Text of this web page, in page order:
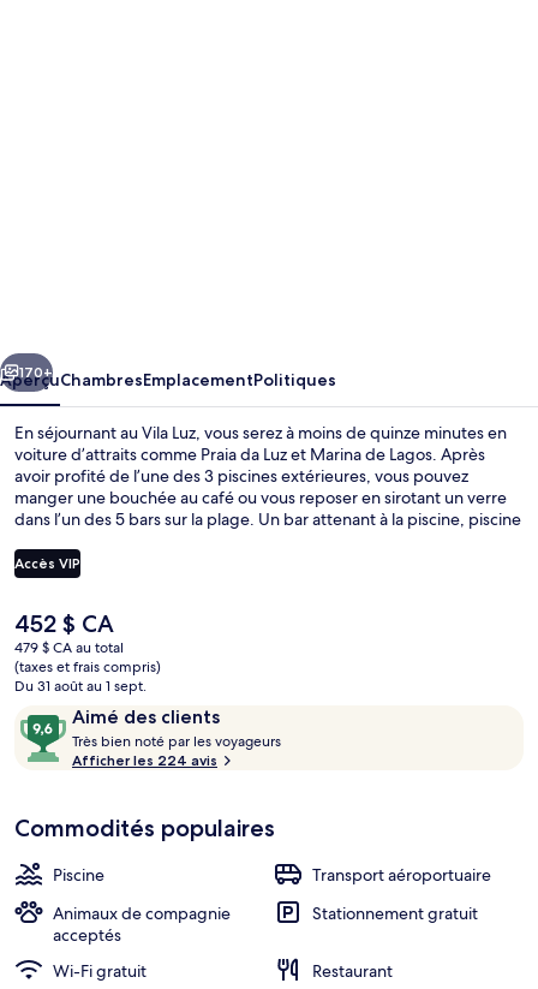
Suivant
170+
AperçuChambresEmplacementPolitiques
En séjournant au Vila Luz, vous serez à moins de quinze minutes en
voiture d’attraits comme Praia da Luz et Marina de Lagos. Après
avoir profité de l’une des 3 piscines extérieures, vous pouvez
manger une bouchée au café ou vous reposer en sirotant un verre
dans l’un des 5 bars sur la plage. Un bar attenant à la piscine, piscine
offertes à hôtel de style méditerranéen. Le personnel serviable et
l’emplacement accessible à pied sont des éléments populaires
Accès VIP
Le
prix
actuel
est
de 452 $ CA
452 $ CA
479 $ CA au total
(taxes et frais compris)
Du 31 août au 1 sept.
Avis Aimé des clients
9,6
sur
10,
clients
Très bien noté par les voyageurs
i
e
n
n
o
Afficher les 224 avis
Commodités populaires
Piscine
Transport aéroportuaire
Animaux de compagnie
acceptés
Stationnement gratuit
Wi-Fi gratuit
Restaurant